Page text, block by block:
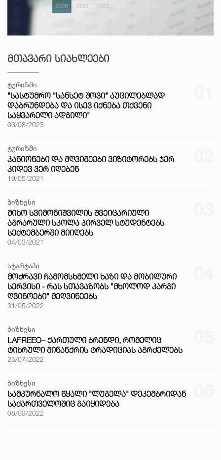
ᲛᲗᲐᲕᲐᲠᲘ ᲡᲘᲐᲮᲚᲔᲔᲑᲘ
ტურიზმი
"ᲡᲐᲡᲢᲣᲛᲠᲝ "ᲡᲐᲜᲡᲔᲢ ᲨᲝᲕᲘ" ᲐᲣᲪᲘᲚᲔᲑᲚᲐᲓ
ᲓᲐᲑᲠᲣᲜᲓᲔᲑᲐ ᲓᲐ ᲘᲡᲔᲕ ᲘᲥᲜᲔᲑᲐ ᲗᲥᲕᲔᲜᲘ
ᲡᲐᲧᲕᲐᲠᲔᲚᲘ ᲐᲓᲒᲘᲚᲘ"
03/08/2023
ტურიზმი
ᲙᲐᲜᲘᲝᲜᲔᲑᲘ ᲓᲐ ᲛᲦᲕᲘᲛᲔᲔᲑᲘ ᲕᲘᲖᲘᲢᲝᲠᲔᲑᲡ ᲯᲔᲠ
ᲙᲘᲓᲔᲕ ᲕᲔᲠ ᲘᲦᲔᲑᲔᲜ
19/05/2021
ბიზნესი
ᲛᲘᲮᲝ ᲡᲕᲘᲛᲝᲜᲘᲨᲕᲘᲚᲘᲡ ᲨᲕᲔᲘᲪᲐᲠᲘᲣᲚᲘ
ᲐᲒᲠᲐᲠᲣᲚᲘ ᲡᲙᲝᲚᲐ ᲞᲘᲠᲕᲔᲚ ᲡᲢᲣᲓᲔᲜᲢᲔᲑᲡ
ᲡᲔᲥᲢᲔᲛᲑᲔᲠᲨᲘ ᲛᲘᲘᲦᲔᲑᲡ
04/03/2021
სტარტაპი
ᲛᲝᲫᲠᲐᲕᲘ ᲩᲐᲛᲝᲛᲡᲮᲛᲔᲚᲘ ᲮᲐᲖᲘ ᲓᲐ ᲛᲝᲑᲘᲚᲣᲠᲘ
ᲡᲔᲠᲕᲘᲡᲘ - ᲠᲐᲡ ᲡᲗᲐᲕᲐᲖᲝᲑᲡ "ᲛᲮᲝᲚᲝᲓ ᲙᲐᲠᲒᲘ
ᲦᲕᲘᲜᲝᲔᲑᲘ" ᲛᲔᲦᲕᲘᲜᲔᲔᲑᲡ
31/05/2022
ბიზნესი
LAFREEO– ᲥᲐᲠᲗᲣᲚᲘ ᲑᲠᲔᲜᲓᲘ, ᲠᲝᲛᲔᲚᲘᲪ
ᲢᲘᲮᲠᲣᲚᲘ ᲛᲘᲜᲐᲜᲥᲠᲘᲡ ᲢᲠᲐᲓᲘᲪᲘᲐᲡ ᲐᲒᲠᲫᲔᲚᲔᲑᲡ
25/07/2022
ბიზნესი
ᲡᲐᲛᲙᲣᲠᲜᲐᲚᲝ ᲬᲧᲐᲚᲘ "ᲚᲣᲒᲔᲚᲐ" ᲓᲔᲙᲔᲛᲑᲠᲘᲓᲐᲜ
ᲡᲐᲥᲐᲠᲗᲕᲔᲚᲝᲨᲘᲪ ᲒᲐᲘᲧᲘᲓᲔᲑᲐ
08/09/2022